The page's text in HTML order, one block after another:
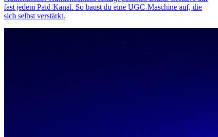
fast jedem Paid-Kanal. So baust du eine UGC-Maschine auf, die
sich selbst verstärkt.